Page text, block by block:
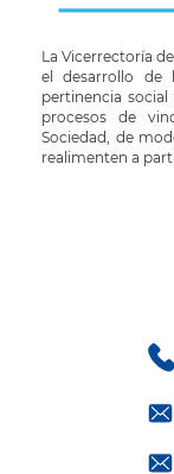
La Vicerrectoría
el desarrollo de
pertinencia
procesos de
Sociedad, de
realimenten a